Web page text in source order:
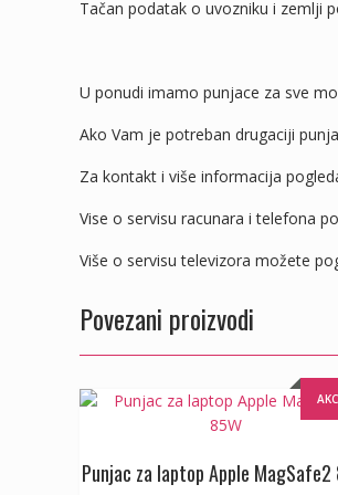
Tačan podatak o uvozniku i zemlji
U ponudi imamo punjace za sve
Ako Vam je potreban drugaciji
Za kontakt i više informacija
Vise o servisu racunara i telefona
Više o servisu televizora možete
Povezani proizvodi
Punjac za laptop Apple MagSafe2